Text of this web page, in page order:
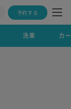
予約する
洗車 カ